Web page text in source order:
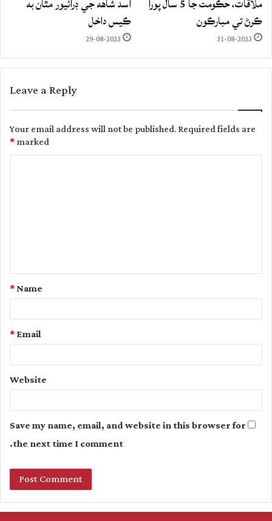
ڪرڻ تي مبارڪون
31-08-2023
ڪيس داخل
29-08-2023
Leave a Reply
Your email address will not be published.Required fields are
marked
*
t
Name
*
Email
*
Website
Save my name, email, and website in this browser for
the next time I comment.